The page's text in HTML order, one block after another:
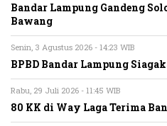
Bandar Lampung Gandeng
Bawang
Senin, 3 Agustus 2026 - 14:23 WIB
BPBD Bandar Lampung
Rabu, 29 Juli 2026 - 11:45 WIB
80 KK di Way Laga Terima